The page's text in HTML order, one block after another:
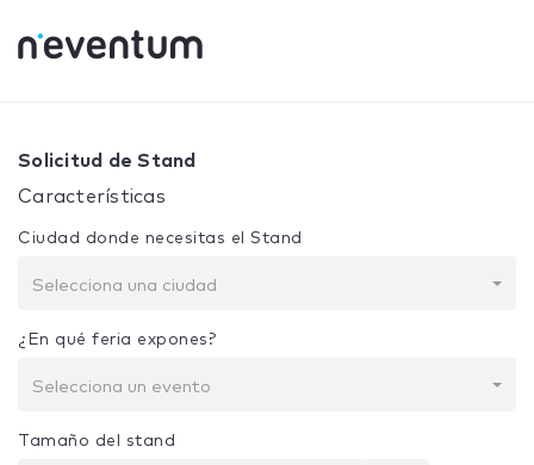
Tu selección: Diseño + Construcción
Solicitud de Stand
Características
Ciudad donde necesitas el Stand
Selecciona una ciudad
¿En qué feria expones?
Selecciona un evento
Tamaño del stand